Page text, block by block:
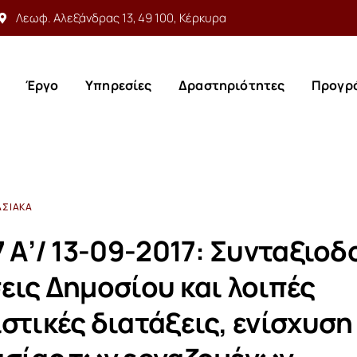
Λεωφ. Αλεξάνδρας 13, 49 100, Κέρκυρα
Έργο Υπηρεσίες Δραστηριότητες
Α’/ 13-09-2017:
Δημοσίου και λοιπές
διατάξεις,